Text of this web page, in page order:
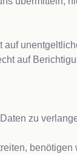
auf
zu